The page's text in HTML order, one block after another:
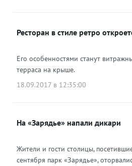
Ресторан в стиле ретро
Его особенностями станут
терраса на крыше.
18.09.2017 в 12:35:00
На «Зарядье» напали дикари
Жители и гости столицы,
сентября парк «Зарядье»,